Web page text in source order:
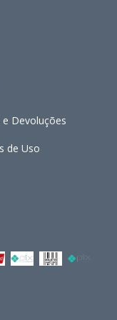
e Devoluções
de Uso